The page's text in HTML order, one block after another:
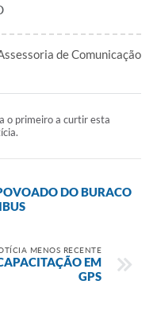
de Comunicação
o primeiro a curtir esta
DO BURACO
MENOS RECENTE
EM
GPS